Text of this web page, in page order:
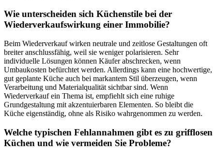
Wie unterscheiden sich Küchenstile bei der
Wiederverkaufswirkung einer Immobilie?
Beim Wiederverkauf wirken neutrale und zeitlose Gestaltungen oft
breiter anschlussfähig, weil sie weniger polarisieren. Sehr
individuelle Lösungen können Käufer abschrecken, wenn
Umbaukosten befürchtet werden. Allerdings kann eine hochwertige,
gut geplante Küche auch bei markantem Stil überzeugen, wenn
Verarbeitung und Materialqualität sichtbar sind. Wenn
Wiederverkauf ein Thema ist, empfiehlt sich eine ruhige
Grundgestaltung mit akzentuierbaren Elementen. So bleibt die
Küche eigenständig, ohne als Risiko wahrgenommen zu werden.
Welche typischen Fehlannahmen gibt es zu grifflosen
Küchen und wie vermeiden Sie Probleme?